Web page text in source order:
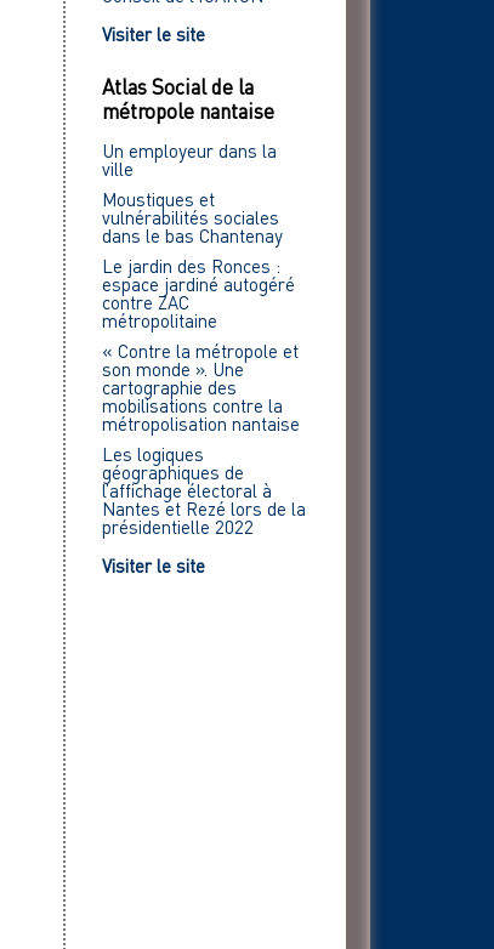
Visiter le site
Atlas Social de la
métropole nantaise
Un employeur dans la
ville
Moustiques et
vulnérabilités sociales
dans le bas Chantenay
Le jardin des Ronces :
espace jardiné autogéré
contre ZAC
métropolitaine
« Contre la métropole et
son monde ». Une
cartographie des
mobilisations contre la
métropolisation nantaise
Les logiques
géographiques de
l’affichage électoral à
Nantes et Rezé lors de la
présidentielle 2022
Visiter le site